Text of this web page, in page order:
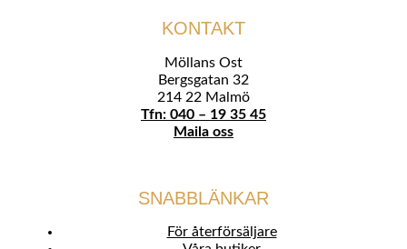
KONTAKT
Möllans Ost
Bergsgatan 32
214 22 Malmö
Tfn: 040 – 19 35 45
Maila oss
SNABBLÄNKAR
För återförsäljare